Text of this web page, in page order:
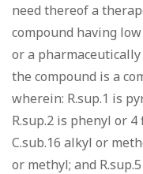
need thereof a
compound having
or a
the compound is a
wherein: R.sup.1 is
R.sup.2 is phenyl or
C.sub.16 alkyl or
or methyl; and